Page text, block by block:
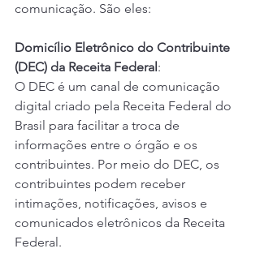
comunicação. São eles:
Domicílio Eletrônico do Contribuinte
(DEC) da Receita Federal:
O DEC é um canal de comunicação
digital criado pela Receita Federal do
Brasil para facilitar a troca de
informações entre o órgão e os
contribuintes. Por meio do DEC, os
contribuintes podem receber
intimações, notificações, avisos e
comunicados eletrônicos da Receita
Federal.